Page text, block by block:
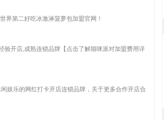
界第二好吃冰激淋菠萝包加盟官网！
验开店,成熟连锁品牌【点击了解猫咪派对加盟费用详
娱乐的网红打卡开店连锁品牌，关于更多合作开店合